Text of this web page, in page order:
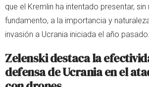
que el Kremlin ha intentado presentar, sin
fundamento, a la importancia y
invasión a Ucrania iniciada el año pasado.
Zelenski destaca la
defensa de Ucrania en el